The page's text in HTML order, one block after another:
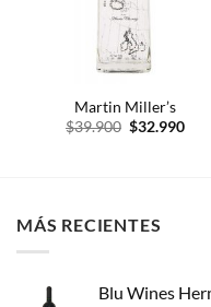
Martin Miller’s
$39.900 El
$32.990El
MÁS RECIENTES
Blu Wines